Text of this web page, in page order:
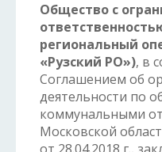
Общество с
региональный
«Рузский РО»), в
Соглашением об
деятельности по
коммунальными
Московской